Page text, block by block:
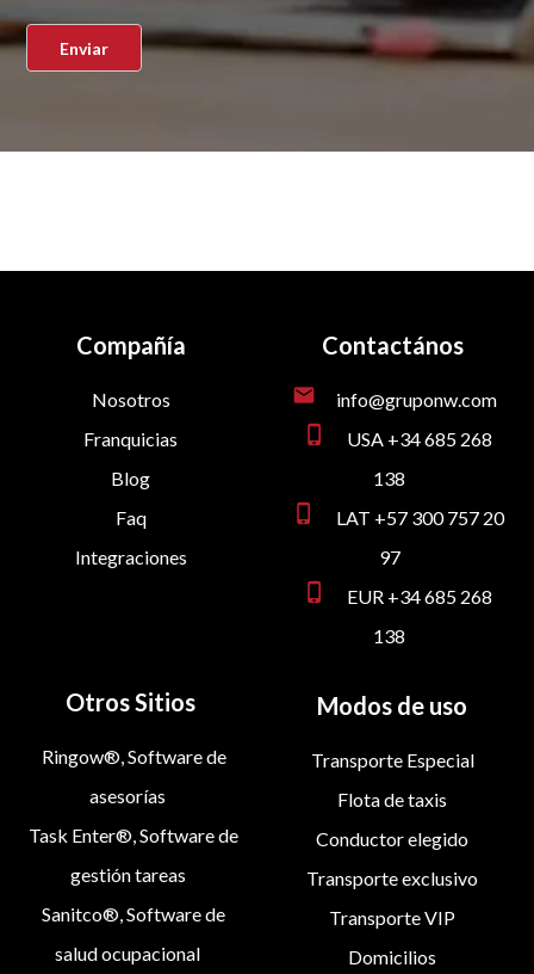
Contactános
mail info@gruponw.com
phone_iphone
USA +34 685 268
138
phone_iphone
LAT +57 300 757 20
97
phone_iphone
EUR +34 685 268
138
Compañía
Nosotros
Franquicias
Blog
Faq
Integraciones
Modos de uso
Transporte Especial
Flota de taxis
Conductor elegido
Transporte exclusivo
Transporte VIP
Domicilios
Otros Sitios
Ringow®, Software de
asesorías
Task Enter®, Software de
gestión tareas
Sanitco®, Software de
salud ocupacional